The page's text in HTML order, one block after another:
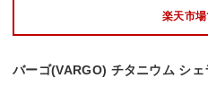
楽天市
バーゴ(VARGO) チタニウム シェ